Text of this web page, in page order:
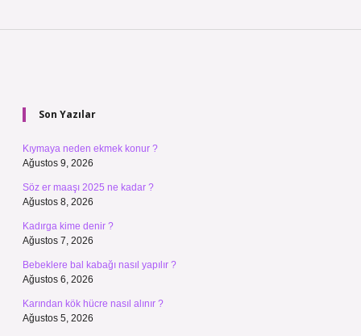
Son Yazılar
Kıymaya neden ekmek konur ?
Ağustos 9, 2026
Söz er maaşı 2025 ne kadar ?
Ağustos 8, 2026
Kadırga kime denir ?
Ağustos 7, 2026
Bebeklere bal kabağı nasıl yapılır ?
Ağustos 6, 2026
Karından kök hücre nasıl alınır ?
Ağustos 5, 2026